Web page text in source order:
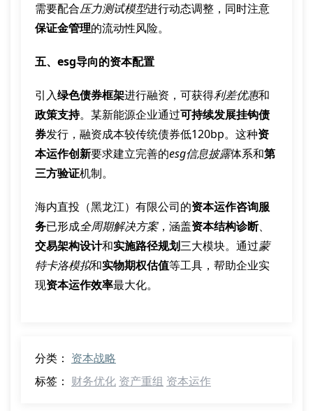
需要配合压力测试模型进行动态调整，同时注意
保证金管理的流动性风险。
五、esg导向的资本配置
引入绿色债券框架进行融资，可获得利差优惠和
政策支持。某新能源企业通过可持续发展挂钩债
券发行，融资成本较传统债券低120bp。这种资
本运作创新要求建立完善的esg信息披露体系和第
三方验证机制。
海内直投（黑龙江）有限公司的资本运作咨询服
务已形成全周期解决方案，涵盖资本结构诊断、
交易架构设计和实施路径规划三大模块。通过蒙
特卡洛模拟和实物期权估值等工具，帮助企业实
现资本运作效率最大化。
分类： 资本战略
标签： 财务优化 资产重组 资本运作